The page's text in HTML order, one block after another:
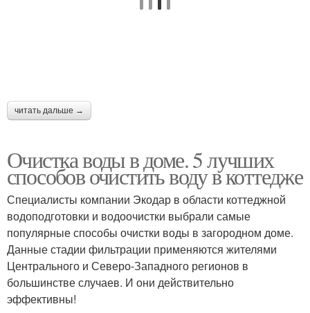
читать дальше →
Очистка воды в доме. 5 лучших
способов очистить воду в коттедже
Специалисты компании Экодар в области коттеджной
водоподготовки и водоочистки выбрали самые
популярные способы очистки воды в загородном доме.
Данные стадии фильтрации применяются жителями
Центрального и Северо-Западного регионов в
большинстве случаев. И они действительно
эффективны!